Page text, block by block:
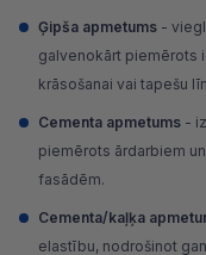
Ģipša apmetums -
galvenokārt piemērots
krāsošanai vai tapešu
Cementa apmetums -
piemērots ārdarbiem
fasādēm.
Cementa/kaļķa
elastību, nodrošinot